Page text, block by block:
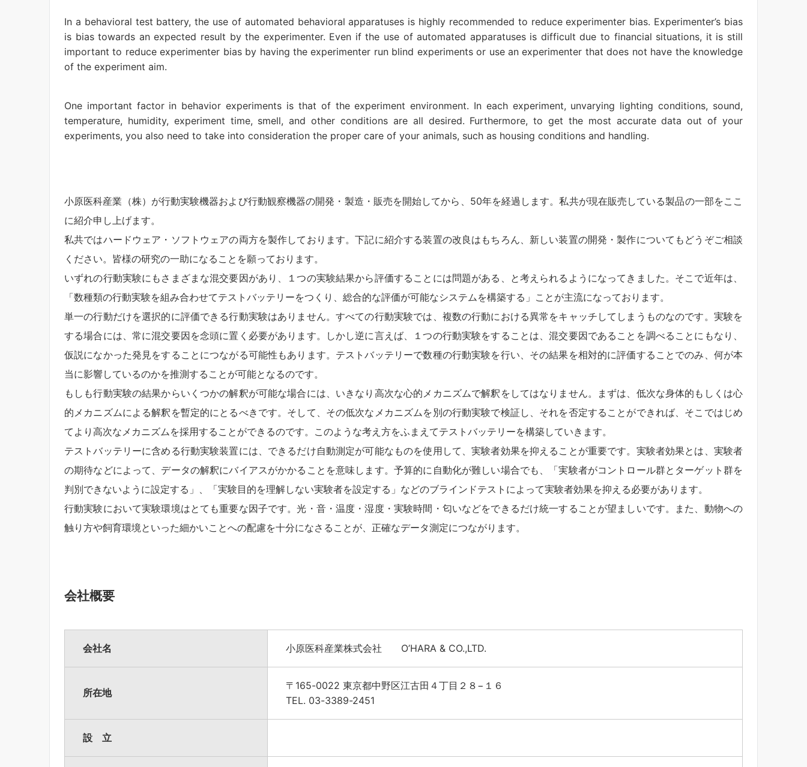
In a behavioral test battery, the use of automated behavioral apparatuses is highly recommended to reduce experimenter bias. Experimenter’s bias
is bias towards an expected result by the experimenter. Even if the use of automated apparatuses is difficult due to financial situations, it is still
important to reduce experimenter bias by having the experimenter run blind experiments or use an experimenter that does not have the knowledge
of the experiment aim.
One important factor in behavior experiments is that of the experiment environment. In each experiment, unvarying lighting conditions, sound,
temperature, humidity, experiment time, smell, and other conditions are all desired. Furthermore, to get the most accurate data out of your
experiments, you also need to take into consideration the proper care of your animals, such as housing conditions and handling.
小原医科産業（株）が行動実験機器および行動観察機器の開発・製造・販売を開始してから、50年を経過します。私共が現在販売している製品の一部をここ
に紹介申し上げます。
私共ではハードウェア・ソフトウェアの両方を製作しております。下記に紹介する装置の改良はもちろん、新しい装置の開発・製作についてもどうぞご相談
ください。皆様の研究の一助になることを願っております。
いずれの行動実験にもさまざまな混交要因があり、１つの実験結果から評価することには問題がある、と考えられるようになってきました。そこで近年は、
「数種類の行動実験を組み合わせてテストバッテリーをつくり、総合的な評価が可能なシステムを構築する」ことが主流になっております。
単一の行動だけを選択的に評価できる行動実験はありません。すべての行動実験では、複数の行動における異常をキャッチしてしまうものなのです。実験を
する場合には、常に混交要因を念頭に置く必要があります。しかし逆に言えば、１つの行動実験をすることは、混交要因であることを調べることにもなり、
仮説になかった発見をすることにつながる可能性もあります。テストバッテリーで数種の行動実験を行い、その結果を相対的に評価することでのみ、何が本
当に影響しているのかを推測することが可能となるのです。
もしも行動実験の結果からいくつかの解釈が可能な場合には、いきなり高次な心的メカニズムで解釈をしてはなりません。まずは、低次な身体的もしくは心
的メカニズムによる解釈を暫定的にとるべきです。そして、その低次なメカニズムを別の行動実験で検証し、それを否定することができれば、そこではじめ
てより高次なメカニズムを採用することができるのです。このような考え方をふまえてテストバッテリーを構築していきます。
テストバッテリーに含める行動実験装置には、できるだけ自動測定が可能なものを使用して、実験者効果を抑えることが重要です。実験者効果とは、実験者
の期待などによって、データの解釈にバイアスがかかることを意味します。予算的に自動化が難しい場合でも、「実験者がコントロール群とターゲット群を
判別できないように設定する」、「実験目的を理解しない実験者を設定する」などのブラインドテストによって実験者効果を抑える必要があります。
行動実験において実験環境はとても重要な因子です。光・音・温度・湿度・実験時間・匂いなどをできるだけ統一することが望ましいです。また、動物への
触り方や飼育環境といった細かいことへの配慮を十分になさることが、正確なデータ測定につながります。
会社概要
会社名 小原医科産業株式会社 O’HARA & CO.,LTD.
所在地
〒165-0022 東京都中野区江古田４丁目２８−１６
TEL. 03-3389-2451
設 立